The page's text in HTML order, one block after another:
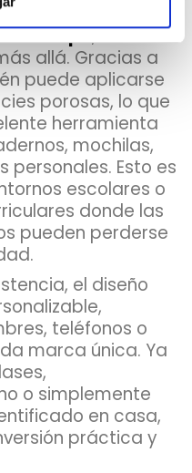
fue creado
ropa, su
allá. Gracias a
puede aplicarse
porosas, lo que
herramienta
mochilas,
personales. Esto es
escolares o
donde las
pueden perderse
el diseño
teléfonos o
marca única. Ya
o simplemente
en casa,
práctica y